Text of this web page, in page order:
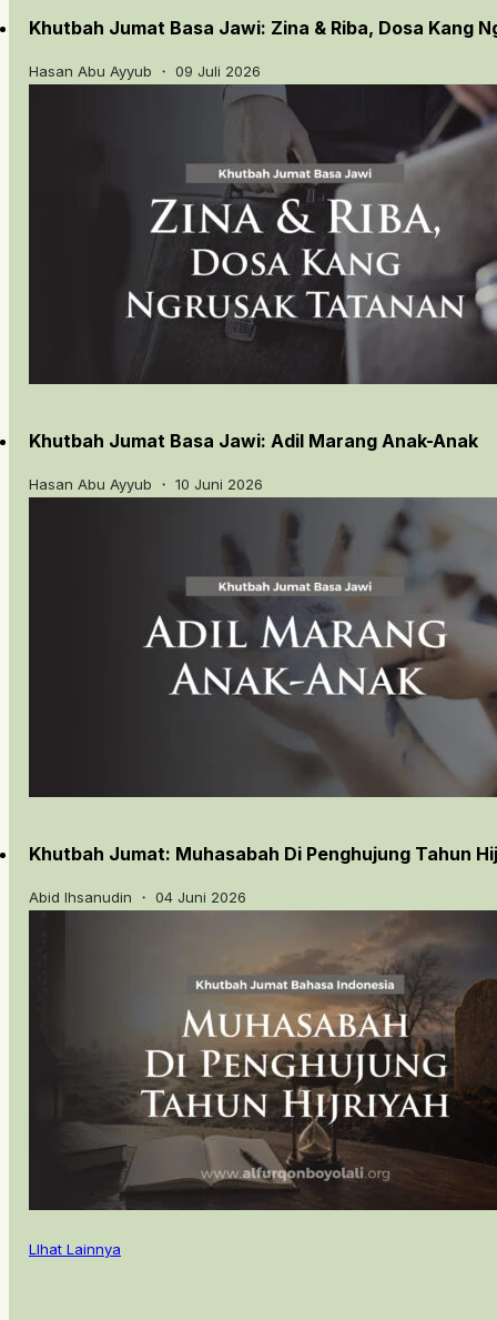
Khutbah Jumat Basa Jawi: Zina & Riba, Dosa Kang
Hasan Abu Ayyub ・ 09 Juli 2026
Khutbah Jumat Basa Jawi: Adil Marang Anak-Anak
Hasan Abu Ayyub ・ 10 Juni 2026
Khutbah Jumat: Muhasabah Di Penghujung Tahun
Abid Ihsanudin ・ 04 Juni 2026
LIhat Lainnya